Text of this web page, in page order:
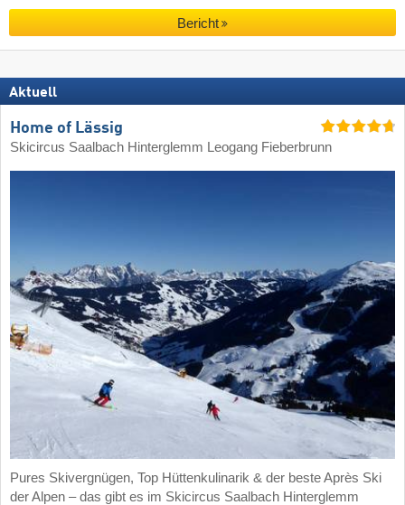
Bericht
Aktuell
Home of Lässig
Skicircus Saalbach Hinterglemm Leogang Fieberbrunn
Pures Skivergnügen, Top Hüttenkulinarik & der beste Après Ski
der Alpen – das gibt es im Skicircus Saalbach Hinterglemm